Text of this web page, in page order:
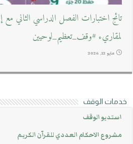
تائج اختبارات الفصل الدراسي الثاني
لمقاريء #وقف_تعظيم_لوحيين
مايو 12, 2026
خدمات الوقف
استديو الوقف
مشروع الاحكام العددي للقرآن الكريم